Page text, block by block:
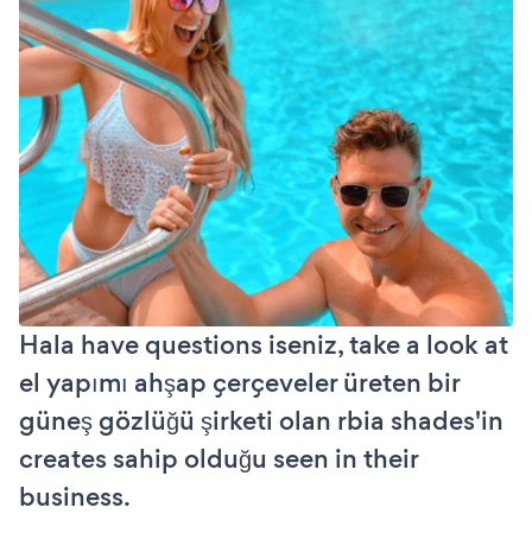
Hala have questions iseniz, take a look at
el yapımı ahşap çerçeveler üreten bir
güneş gözlüğü şirketi olan rbia shades'in
creates sahip olduğu seen in their
business.